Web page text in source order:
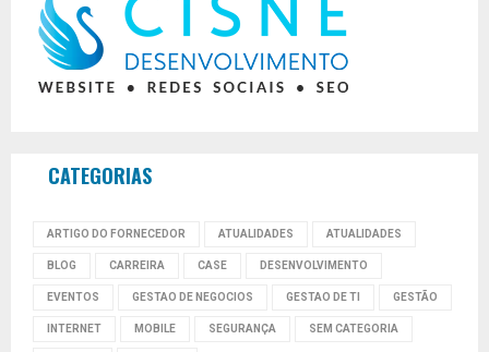
CATEGORIAS
ARTIGO DO FORNECEDOR ATUALIDADES ATUALIDADES
BLOG CARREIRA CASE DESENVOLVIMENTO
EVENTOS GESTAO DE NEGOCIOS GESTAO DE TI GESTÃO
INTERNET MOBILE SEGURANÇA SEM CATEGORIA